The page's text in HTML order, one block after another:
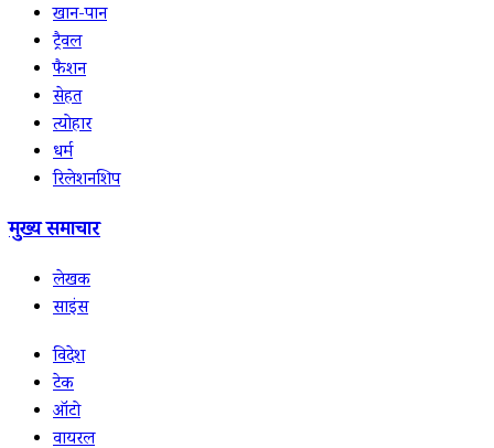
खान-पान
ट्रैवल
फैशन
सेहत
त्योहार
धर्म
रिलेशनशिप
मुख्य समाचार
लेखक
साइंस
विदेश
टेक
ऑटो
वायरल